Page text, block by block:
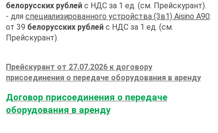
белорусских рублей с НДС за 1 ед. (см. Прейскурант).
- для специализированного устройства (3в1) Aisino A90:
от 39 белорусских рублей с НДС за 1 ед. (см.
Прейскурант).
Прейскурант от 27.07.2026 к договору
присоединения о передаче оборудования в аренду
Договор присоединения о передаче
оборудования в аренду